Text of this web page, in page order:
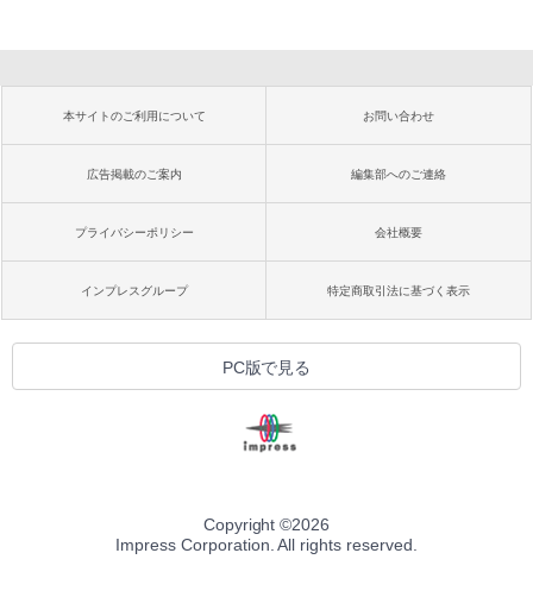
本サイトのご利用について お問い合わせ
広告掲載のご案内 編集部へのご連絡
プライバシーポリシー 会社概要
インプレスグループ 特定商取引法に基づく表示
PC版で見る
Copyright ©2026
Impress Corporation. All rights reserved.